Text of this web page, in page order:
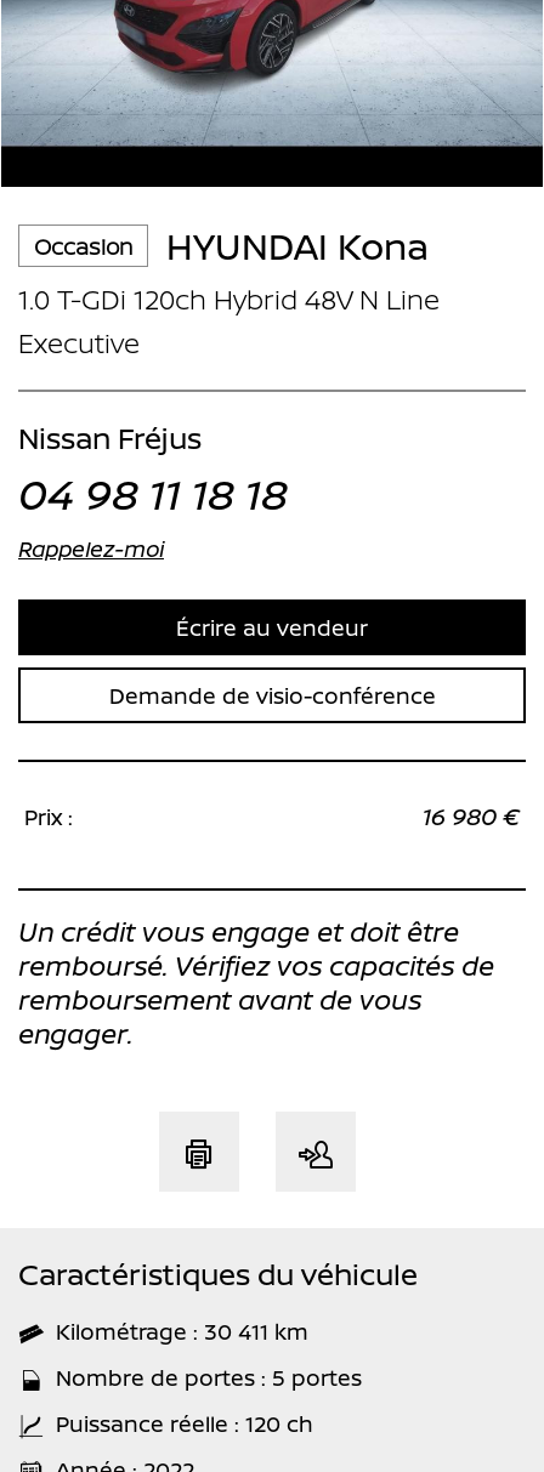
Occasion HYUNDAI Kona
1.0 T-GDi 120ch Hybrid 48V N Line
Executive
Nissan Fréjus
04 98 11 18 18
Rappelez-moi
Écrire au vendeur
Demande de visio-conférence
Prix : 16 980 €
Un crédit vous engage et doit être
remboursé. Vérifiez vos capacités de
remboursement avant de vous
engager.
Caractéristiques du véhicule
Kilométrage : 30 411 km
Nombre de portes : 5 portes
Puissance réelle : 120 ch